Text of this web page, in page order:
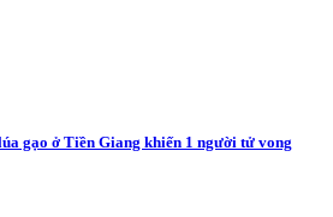
gạo ở Tiền Giang khiến 1 người tử vong